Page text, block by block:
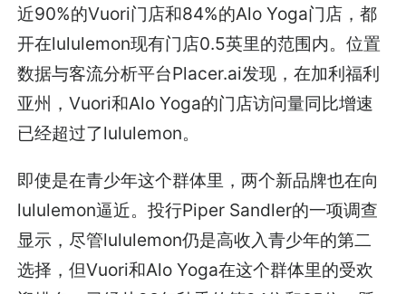
近90%的Vuori门店和84%的Alo Yoga门店，都
开在lululemon现有门店0.5英里的范围内。位置
数据与客流分析平台Placer.ai发现，在加利福利
亚州，Vuori和Alo Yoga的门店访问量同比增速
已经超过了lululemon。
即使是在青少年这个群体里，两个新品牌也在向
lululemon逼近。投行Piper Sandler的一项调查
显示，尽管lululemon仍是高收入青少年的第二
选择，但Vuori和Alo Yoga在这个群体里的受欢